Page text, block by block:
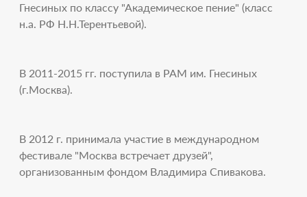
Гнесиных по классу "Академическое пение" (класс
н.а. РФ Н.Н.Терентьевой).
В 2011-2015 гг. поступила в РАМ им. Гнесиных
(г.Москва).
В 2012 г. принимала участие в международном
фестивале "Москва встречает друзей",
организованным фондом Владимира Спивакова.